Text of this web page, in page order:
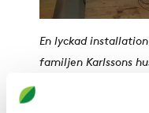
En lyckad
familjen Karlssons
Bälinge